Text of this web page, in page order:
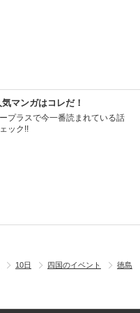
マンガはコレだ！
プラスで今一番読まれている話
ック!!
10日 四国のイベント
徳島